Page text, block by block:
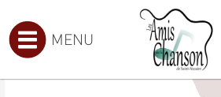
MENU